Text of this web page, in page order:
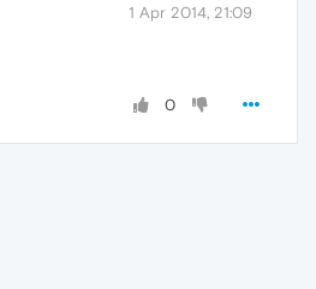
1 Apr 2014, 21:09
0